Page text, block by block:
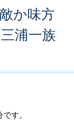
か味方
浦一族
す。